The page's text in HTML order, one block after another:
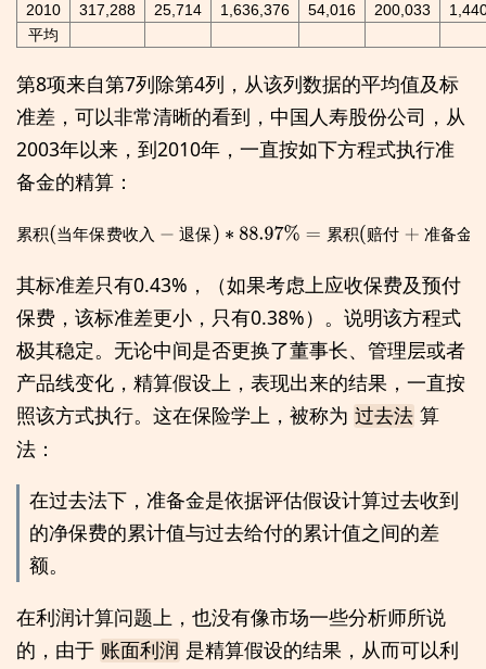
2010
317,288 25,714 1,636,376 54,016 200,033
平均
第8项来自第7列除第4列，从该列数据的平均值及标
准差，可以非常清晰的看到，中国人寿股份公司，从
2003年以来，到2010年，一直按如下方程式执行准
备金的精算：
累积 当年保费收 入 退保 累积 赔付 准备金
累积(当年保费收入−退保)∗ 88.97%= 累 积(赔付+准 备金)
其标准差只有0.43%，（如果考虑上应收保费及预付
保费，该标准差更小，只有0.38%）。说明该方程式
极其稳定。无论中间是否更换了董事长、管理层或者
产品线变化，精算假设上，表现出来的结果，一直按
照该方式执行。这在保险学上，被称为 过去法 算
法：
在过去法下，准备金是依据评估假设计算过去收到
的净保费的累计值与过去给付的累计值之间的差
额。
在利润计算问题上，也没有像市场一些分析师所说
的，由于 账面利润 是精算假设的结果，从而可以利